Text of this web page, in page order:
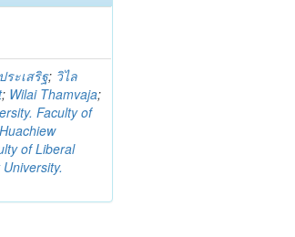
ะเสริฐ; วิไล
; Wilai Thamvaja;
Faculty of
Huachiew
of Liberal